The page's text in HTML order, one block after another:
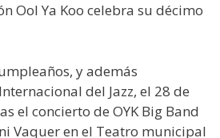
Ool Ya Koo celebra su décimo
y además
del Jazz, el 28 de
el concierto de OYK Big Band
Vaquer en el Teatro municipal